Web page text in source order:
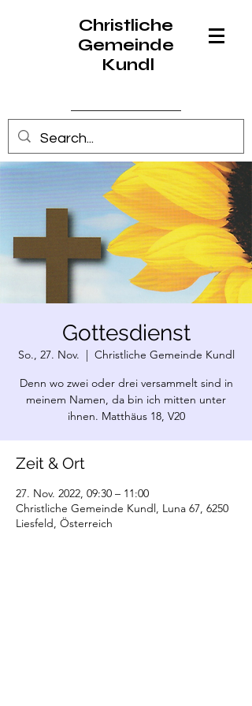
Christliche
Gemeinde
Kundl
Anmelden
Gottesdienst
So., 27. Nov.
  |
Christliche Gemeinde Kundl
Denn wo zwei oder drei versammelt sind in
meinem Namen, da bin ich mitten unter
ihnen. Matthäus 18, V20
Zeit & Ort
27. Nov. 2022, 09:30 – 11:00
Christliche Gemeinde Kundl, Luna 67, 6250
Liesfeld, Österreich